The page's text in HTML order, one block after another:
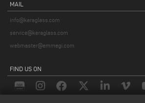
MAIL
info@keraglass.com
service@keraglass.com
webmaster@emmegi.com
FIND US ON